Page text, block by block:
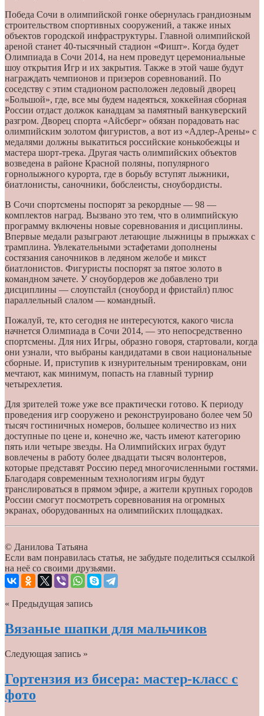
Победа Сочи в олимпийской гонке обернулась грандиозным
строительством спортивных сооружений, а также иных
объектов городской инфраструктуры. Главной олимпийской
ареной станет 40-тысячный стадион «Фишт». Когда будет
Олимпиада в Сочи 2014, на нем проведут церемониальные
шоу открытия Игр и их закрытия. Также в этой чаше будут
награждать чемпионов и призеров соревнований. По
соседству с этим стадионом расположен ледовый дворец
«Большой», где, все мы будем надеяться, хоккейная сборная
России отдаст должок канадцам за памятный ванкуверский
разгром. Дворец спорта «Айсберг» обязан порадовать нас
олимпийским золотом фигуристов, а вот из «Адлер-Арены» с
медалями должны выкатиться российские конькобежцы и
мастера шорт-трека. Другая часть олимпийских объектов
возведена в районе Красной поляны, популярного
горнолыжного курорта, где в борьбу вступят лыжники,
биатлонисты, саночники, бобслеисты, сноубордисты.
В Сочи спортсмены поспорят за рекордные — 98 —
комплектов наград. Вызвано это тем, что в олимпийскую
программу включены новые соревнования и дисциплины.
Впервые медали разыграют летающие лыжницы в прыжках с
трамплина. Увлекательными эстафетами дополнены
состязания саночников в ледяном желобе и микст
биатлонистов. Фигуристы поспорят за пятое золото в
командном зачете. У сноубордеров же добавлено три
дисциплины — слоупстайл (сноуборд и фристайл) плюс
параллельный слалом — командный.
Пожалуй, те, кто сегодня не интересуются, какого числа
начнется Олимпиада в Сочи 2014, — это непосредственно
спортсмены. Для них Игры, образно говоря, стартовали, когда
они узнали, что выбраны кандидатами в свои национальные
сборные. И, приступив к изнурительным тренировкам, они
мечтают, как минимум, попасть на главный турнир
четырехлетия.
Для зрителей тоже уже все практически готово. К периоду
проведения игр сооружено и реконструировано более чем 50
тысяч гостиничных номеров, большее количество из них
доступные по цене и, конечно же, часть имеют категорию
пять или четыре звезды. На Олимпийских играх будут
вовлечены в работу более двадцати тысяч волонтеров,
которые представят Россию перед многочисленными гостями.
Благодаря современным технологиям игры будут
транслироваться в прямом эфире, а жители крупных городов
России смогут посмотреть соревнования на огромных
экранах, оборудованных на олимпийских площадках.
© Данилова Татьяна
Если вам понравилась статья, не забудьте поделиться ссылкой
на неё со своими друзьями.
« Предыдущая запись
Вязаные шапки для мальчиков
Следующая запись »
Гортензия из бисера: мастер-класс с
фото